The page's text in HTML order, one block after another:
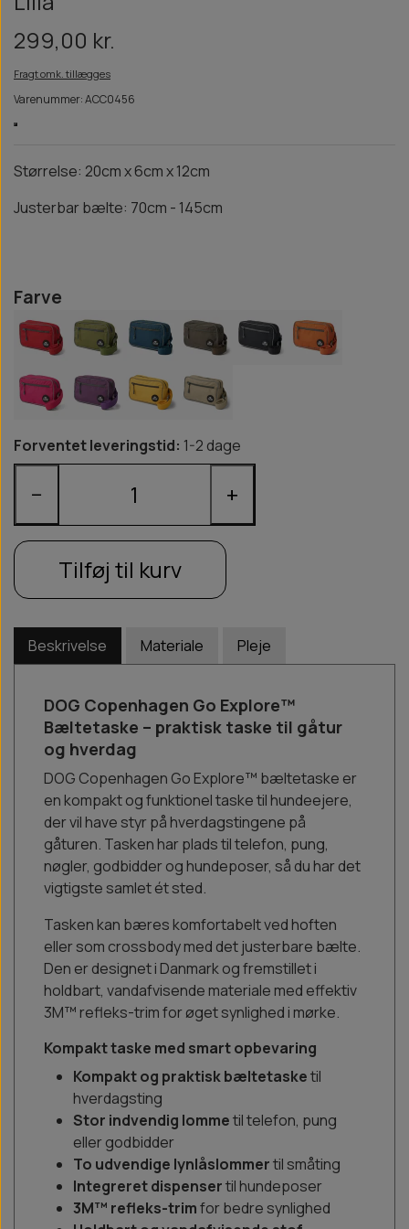
299,00 kr.
Fragt omk. tillægges
Varenummer: ACC0456
Størrelse: 20cm x 6cm x 12cm
Justerbar bælte: 70cm - 145cm
Farve
Forventet leveringstid: 1-2 dage
− +
Tilføj til kurv
Beskrivelse Materiale Pleje
DOG Copenhagen Go Explore™
Bæltetaske – praktisk taske til gåtur
og hverdag
DOG Copenhagen Go Explore™ bæltetaske er
en kompakt og funktionel taske til hundeejere,
der vil have styr på hverdagstingene på
gåturen. Tasken har plads til telefon, pung,
nøgler, godbidder og hundeposer, så du har det
vigtigste samlet ét sted.
Tasken kan bæres komfortabelt ved hoften
eller som crossbody med det justerbare bælte.
Den er designet i Danmark og fremstillet i
holdbart, vandafvisende materiale med effektiv
3M™ refleks-trim for øget synlighed i mørke.
Kompakt taske med smart opbevaring
Kompakt og praktisk bæltetasketil
hverdagsting
Stor indvendig lommetil telefon, pung
eller godbidder
To udvendige lynlåslommertil småting
Integreret dispensertil hundeposer
3M™ refleks-trimfor bedre synlighed